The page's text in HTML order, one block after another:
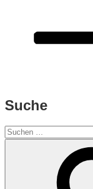
Suche
Suchen